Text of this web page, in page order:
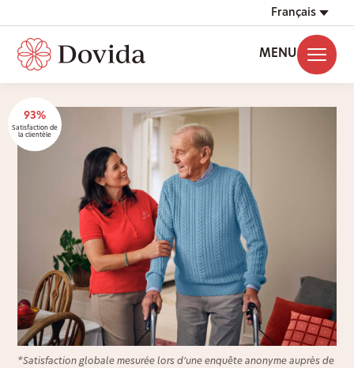
Français
MENU
93%
Satisfaction de
la clientèle
*Satisfaction globale mesurée lors d’une enquête anonyme auprès de